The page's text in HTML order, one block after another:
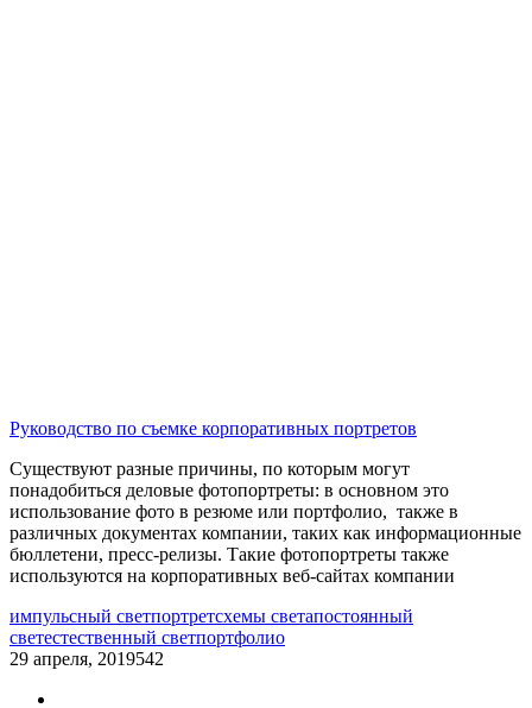
Руководство по съемке корпоративных портретов
Существуют разные причины, по которым могут
понадобиться деловые фотопортреты: в основном это
использование фото в резюме или портфолио, также в
различных документах компании, таких как информационные
бюллетени, пресс-релизы. Такие фотопортреты также
используются на корпоративных веб-сайтах компании
импульсный светпортретсхемы светапостоянный
светестественный светпортфолио
29 апреля, 2019542